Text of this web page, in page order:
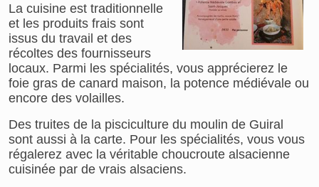
La cuisine est traditionnelle
et les produits frais sont
issus du travail et des
récoltes des fournisseurs
locaux. Parmi les spécialités, vous apprécierez le
foie gras de canard maison, la potence médiévale ou
encore des volailles.
Des truites de la pisciculture du moulin de Guiral
sont aussi à la carte. Pour les spécialités, vous vous
régalerez avec la véritable choucroute alsacienne
cuisinée par de vrais alsaciens.